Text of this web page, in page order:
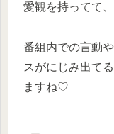
愛観を持ってて
番組内での言動
スがにじみ出て
ますね♡